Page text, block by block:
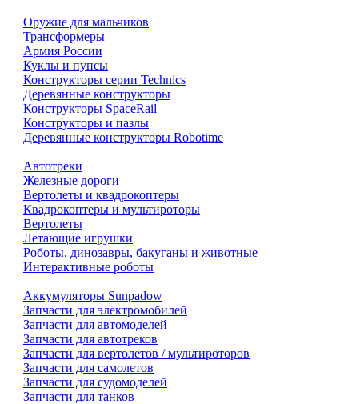
Оружие для мальчиков
Трансформеры
Армия России
Куклы и пупсы
Конструкторы серии Technics
Деревянные конструкторы
Конструкторы SpaceRail
Конструкторы и пазлы
Деревянные конструкторы Robotime
Автотреки
Железные дороги
Вертолеты и квадрокоптеры
Квадрокоптеры и мультироторы
Вертолеты
Летающие игрушки
Роботы, динозавры, бакуганы и животные
Интерактивные роботы
Аккумуляторы Sunpadow
Запчасти для электромобилей
Запчасти для автомоделей
Запчасти для автотреков
Запчасти для вертолетов / мультироторов
Запчасти для самолетов
Запчасти для судомоделей
Запчасти для танков